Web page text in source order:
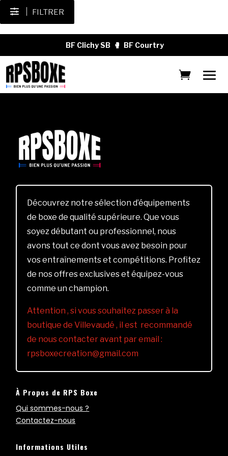
FILTRER
BF Clichy SB 🥊 BF Courtry
Découvrez notre sélection d’équipements
de boxe de qualité supérieure. Que vous
soyez débutant ou professionnel, nous
avons tout ce dont vous avez besoin pour
vos entraînements et compétitions. Profitez
de nos offres exclusives et équipez-vous
comme un champion.
Attention , si vous souhaitez passer à la
boutique de Villevaudé , il est recommandé
de nous contacter avant par email :
rpsboxecreation@gmail.com
À Propos de RPS Boxe
Qui sommes-nous ?
Contactez-nous
Informations Utiles